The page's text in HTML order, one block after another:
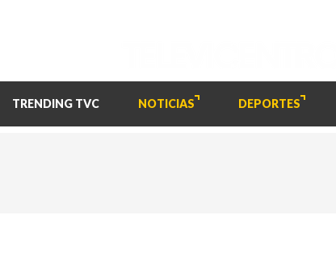
TRENDING TVC NOTICIAS DEPORTES